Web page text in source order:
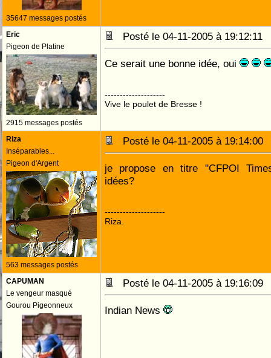
35647 messages postés
Eric
Pigeon de Platine
2915 messages postés
Posté le 04-11-2005 à 19:12:11
Ce serait une bonne idée, oui
--------------------
Vive le poulet de Bresse !
Riza
Inséparables...
Pigeon d'Argent
563 messages postés
Posté le 04-11-2005 à
je propose en titre "CFPOI
idées?
--------------------
Riza.
CAPUMAN
Le vengeur masqué
Gourou Pigeonneux
Posté le 04-11-2005 à
Indian News